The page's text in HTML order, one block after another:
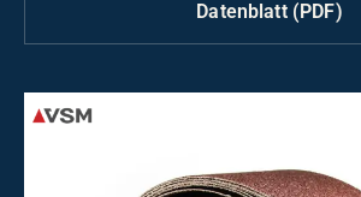
Datenblatt (PDF)